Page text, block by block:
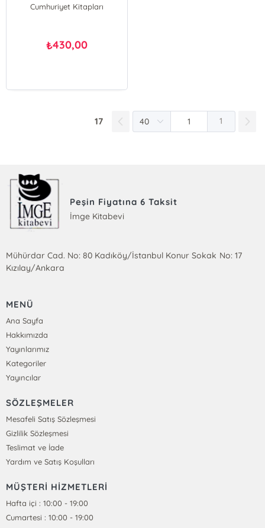
Cumhuriyet Kitapları
₺430,00
17 1
Peşin Fiyatına 6 Taksit
İmge Kitabevi
Mühürdar Cad. No: 80 Kadıköy/İstanbul Konur Sokak No: 17
Kızılay/Ankara
MENÜ
Ana Sayfa
Hakkımızda
Yayınlarımız
Kategoriler
Yayıncılar
SÖZLEŞMELER
Mesafeli Satış Sözleşmesi
Gizlilik Sözleşmesi
Teslimat ve İade
Yardım ve Satış Koşulları
MÜŞTERİ HİZMETLERİ
Hafta içi : 10:00 - 19:00
Cumartesi : 10:00 - 19:00